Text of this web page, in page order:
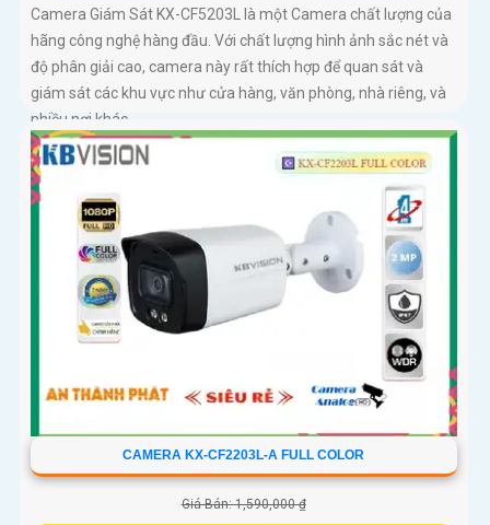
Camera Giám Sát KX-CF5203L là một Camera chất lượng của
hãng công nghệ hàng đầu. Với chất lượng hình ảnh sắc nét và
độ phân giải cao, camera này rất thích hợp để quan sát và
giám sát các khu vực như cửa hàng, văn phòng, nhà riêng, và
nhiều nơi khác
CAMERA KX-CF2203L-A FULL COLOR
Giá Bán: 1,590,000 ₫